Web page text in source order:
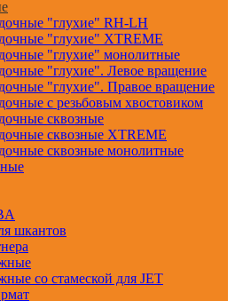
"глухие" RH-LH
"глухие" XTREME
"глухие" монолитные
"глухие". Левое вращение
"глухие". Правое вращение
с резьбовым хвостовиком
сквозные
сквозные XTREME
сквозные монолитные
шкантов
со стамеской для JET